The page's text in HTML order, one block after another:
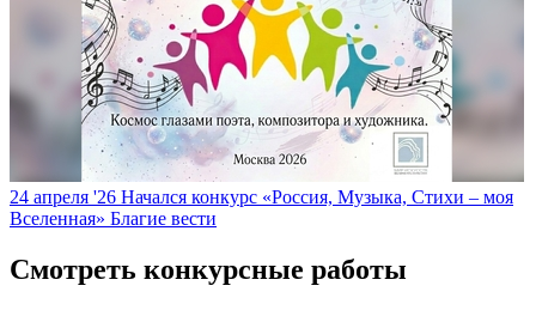
24 апреля '26 Начался конкурс «Россия, Музыка, Стихи – моя
Вселенная» Благие вести
Смотреть конкурсные работы